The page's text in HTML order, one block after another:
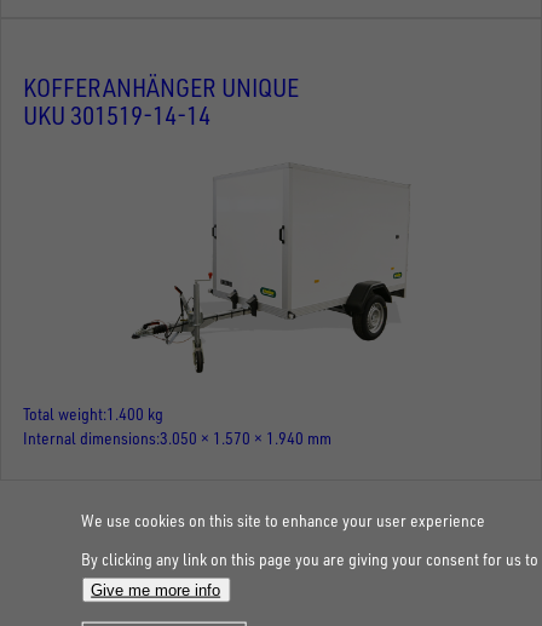
KOFFERANHÄNGER UNIQUE
UKU 301519-14-14
Total weight 1.400 kg
Internal dimensions 3.050 × 1.570 × 1.940 mm
FOLLOW US ON SOCIAL MEDIA
We use cookies on this site to enhance your user experience
By clicking any link on this page you are giving your consent for us
Give me more info